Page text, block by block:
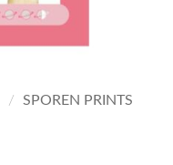
/ SPOREN PRINTS